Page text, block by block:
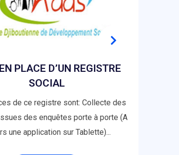
PLACE D’UN REGISTRE
SOCIAL
de ce registre sont: Collecte des
des enquêtes porte à porte (A
une application sur Tablette)...